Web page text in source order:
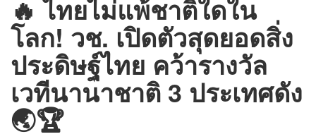
🔥 ไทยไม่แพ้ชาติใดใน
โลก! วช. เปิดตัวสุดยอดสิ่ง
ประดิษฐ์ไทย คว้ารางวัล
เวทีนานาชาติ 3 ประเทศดัง
🌏🏆